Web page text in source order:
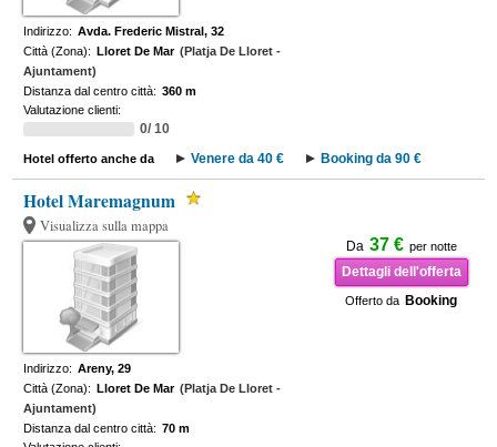
Indirizzo: Avda. Frederic Mistral, 32
Città (Zona): Lloret De Mar (Platja De Lloret -
Ajuntament)
Distanza dal centro città: 360 m
Valutazione clienti:
0/ 10
Hotel offerto anche da Venere da 40 € Booking da 90 €
Hotel Maremagnum
Visualizza sulla mappa
Da 37 € per notte
Dettagli dell'offerta
Offerto da Booking
Indirizzo: Areny, 29
Città (Zona): Lloret De Mar (Platja De Lloret -
Ajuntament)
Distanza dal centro città: 70 m